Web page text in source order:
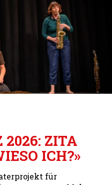
2026: ZITA
ICH?»
für